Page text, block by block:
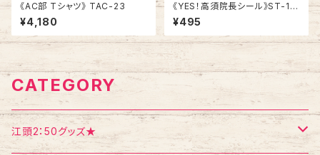
《AC部 Tシャツ》 TAC-23
¥4,180
《YES！高須院長シール》ST-1
／ 白柄１シート
¥495
CATEGORY
江頭2：50グッズ★